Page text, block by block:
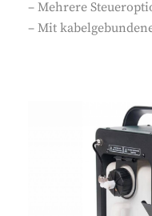
– Mehrere
– Mit